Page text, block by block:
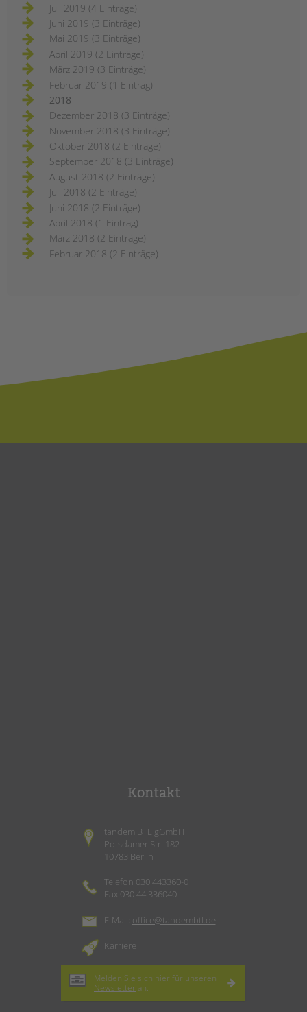
Juli 2019 (4 Einträge)
Juni 2019 (3 Einträge)
Mai 2019 (3 Einträge)
April 2019 (2 Einträge)
März 2019 (3 Einträge)
Februar 2019 (1 Eintrag)
2018
Dezember 2018 (3 Einträge)
November 2018 (3 Einträge)
Oktober 2018 (2 Einträge)
September 2018 (3 Einträge)
August 2018 (2 Einträge)
Juli 2018 (2 Einträge)
Juni 2018 (2 Einträge)
April 2018 (1 Eintrag)
März 2018 (2 Einträge)
Februar 2018 (2 Einträge)
Kontakt
tandem BTL gGmbH
Potsdamer Str. 182
10783 Berlin
Telefon 030 443360-0
Fax 030 44 336040
E-Mail: office@tandembtl.de
Karriere
Melden Sie sich hier für unseren
Newsletter an.